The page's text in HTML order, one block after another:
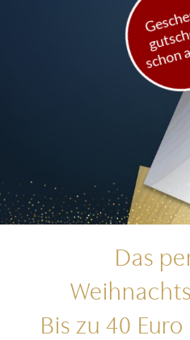
schon
Das
Bis zu 40